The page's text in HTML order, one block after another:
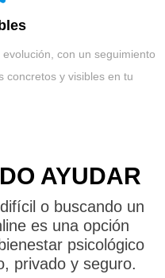
con un seguimiento
concretos y visibles en tu
AYUDAR
o buscando un
es una opción
psicológico
privado y seguro.